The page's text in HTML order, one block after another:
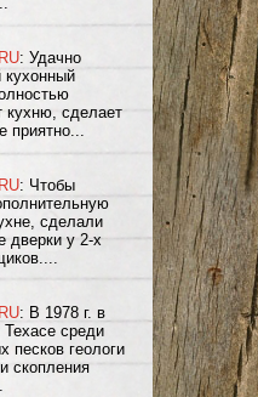
: Удачно
кухонный
кухню, сделает
приятно...
: Чтобы
сделали
дверки у 2-х
: В 1978 г. в
Техасе среди
песков геологи
скопления